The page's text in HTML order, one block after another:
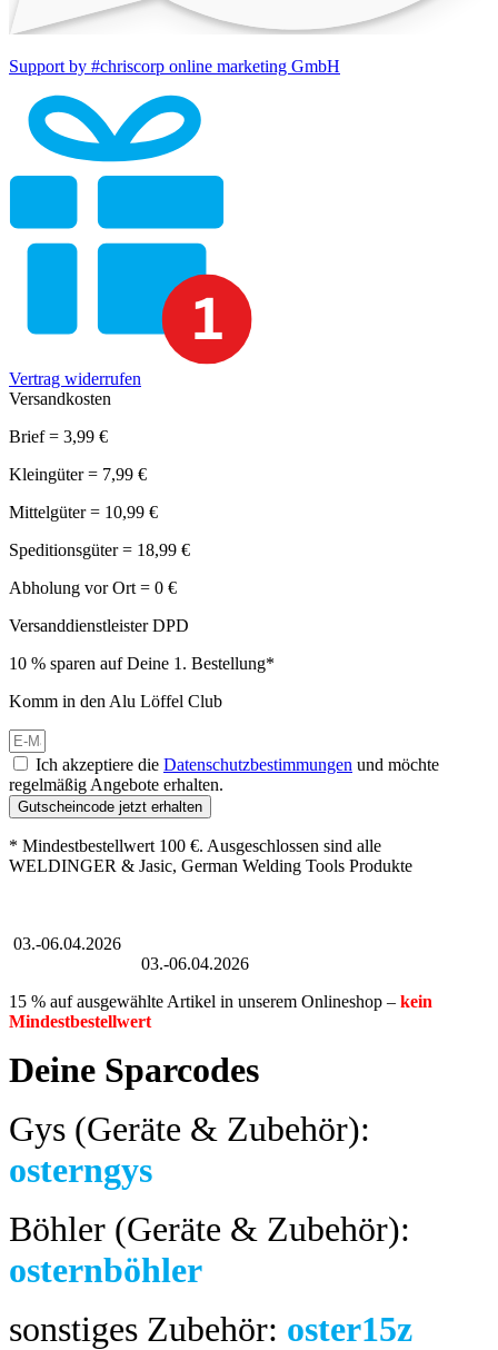
Support by #chriscorp online marketing GmbH
Vertrag widerrufen
Versandkosten
Brief = 3,99 €
Kleingüter = 7,99 €
Mittelgüter = 10,99 €
Speditionsgüter = 18,99 €
Abholung vor Ort = 0 €
Versanddienstleister DPD
10 % sparen auf Deine 1. Bestellung*
Komm in den Alu Löffel Club
Ich akzeptiere die Datenschutzbestimmungen und möchte
regelmäßig Angebote erhalten.
Gutscheincode jetzt erhalten
* Mindestbestellwert 100 €. Ausgeschlossen sind alle
WELDINGER & Jasic, German Welding Tools Produkte
03.-06.04.2026
03.-06.04.2026
15 % auf ausgewählte Artikel in unserem Onlineshop – kein
Mindestbestellwert
Deine Sparcodes
Gys (Geräte & Zubehör):
osterngys
Böhler (Geräte & Zubehör):
osternböhler
sonstiges Zubehör: oster15z